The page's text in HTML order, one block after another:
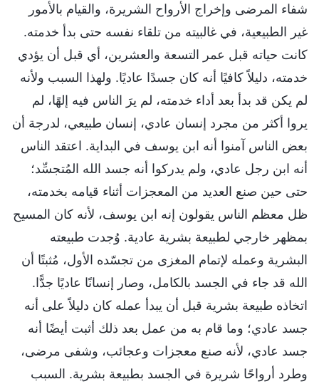
شفاء المرضى وإخراج الأرواح الشريرة، والقيام بالأمور
غير الطبيعية، في غالبيته من تلقاء نفسه حتى بدأ خدمته.
كانت حياته قبل عمر التسعة والعشرين، أي قبل أن يؤدي
خدمته، دليلاً كافيًا أنه كان جسدًا عاديًا. ولهذا السبب ولأنه
لم يكن قد بدأ بعد أداء خدمته، لم يرَ الناس فيه إلهًا، لم
يروا أكثر من مجرد إنسان عادي، إنسان طبيعي، لدرجة أن
بعض الناس آمنوا أنه ابن يوسف في البداية. اعتقد الناس
أنه ابن رجل عادي، ولم يدركوا أنه جسد الله المُتجسِّد؛
حتى حين صنع العديد من المعجزات أثناء قيامه بخدمته،
ظل معظم الناس يقولون إنه ابن يوسف، لأنه كان المسيح
بمظهر خارجي لطبيعة بشرية عادية. وُجدت طبيعته
البشرية وعمله لإتمام المغزى من تجسّده الأول، مُثبتًا أن
الله قد جاء في الجسد بالكامل، وصار إنسانًا عاديًا جدًّا.
اتخاذه طبيعة بشرية قبل أن يبدأ عمله كان دليلاً على أنه
جسد عادي؛ وما قام به من عمل بعد ذلك أثبت أيضًا أنه
جسد عادي، لأنه صنع معجزات وعجائب، وشفى مرضى،
وطرد أرواحًا شريرة في الجسد بطبيعة بشرية. السبب